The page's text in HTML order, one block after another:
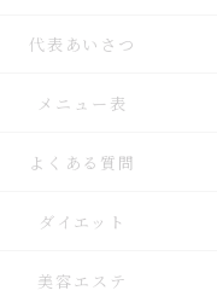
代表あいさつ
メニュー表
よくある質問
ダイエット
美容エステ